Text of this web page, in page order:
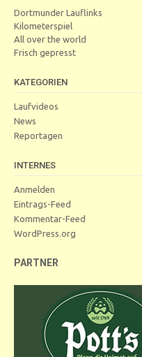
Dortmunder Lauflinks
Kilometerspiel
All over the world
Frisch gepresst
KATEGORIEN
Laufvideos
News
Reportagen
INTERNES
Anmelden
Eintrags-Feed
Kommentar-Feed
WordPress.org
PARTNER